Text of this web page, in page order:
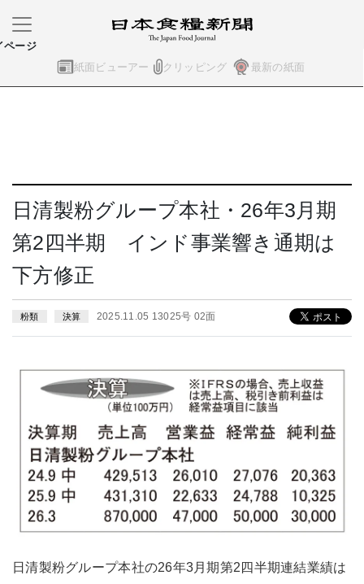
紙面ビューアー クリッピング 最新の紙面
ページ
日清製粉グループ本社・26年3月期
第2四半期 インド事業響き通期は
下方修正
粉類 決算 2025.11.05 13025号 02面
日清製粉グループ本社の26年3月期第2四半期連結業績は